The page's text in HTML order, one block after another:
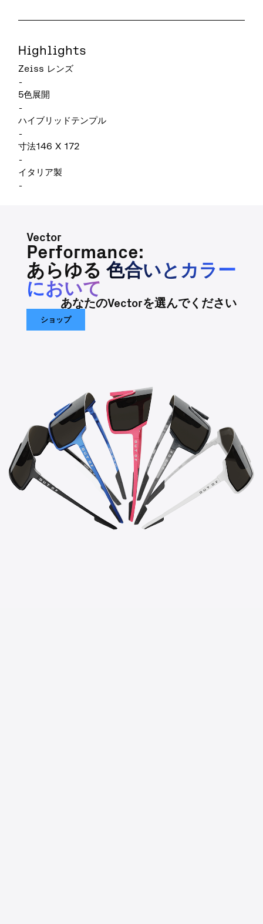
Highlights
Zeiss レンズ
-
5色展開
-
ハイブリッドテンプル
-
寸法146 X 172
-
イタリア製
-
Vector
Performance:
あらゆる 色合いとカラー
において
あなたのVectorを選んでください
ショップ